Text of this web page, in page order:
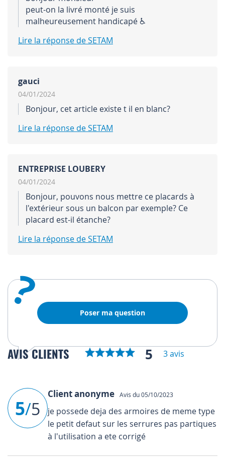
peut-on la livré monté je suis
malheureusement handicapé ♿
Lire la réponse de SETAM
gauci
04/01/2024
Bonjour, cet article existe t il en blanc?
Lire la réponse de SETAM
ENTREPRISE LOUBERY
04/01/2024
Bonjour, pouvons nous mettre ce placards à
l'extérieur sous un balcon par exemple? Ce
placard est-il étanche?
Lire la réponse de SETAM
? Poser ma question
AVIS CLIENTS 5 3 avis
5/5
Client anonyme Avis du 05/10/2023
je possede deja des armoires de meme type
le petit defaut sur les serrures pas partiques
à l'utilisation a ete corrigé